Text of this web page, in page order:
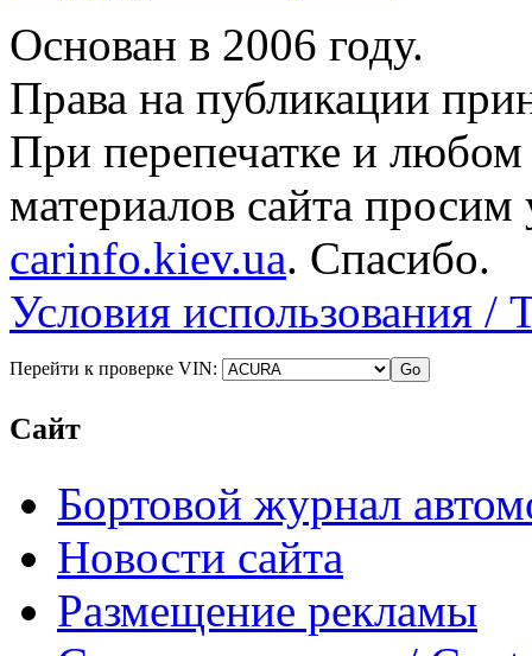
Основан в 2006 году.
Права на публикации
При перепечатке и
материалов сайта просим
carinfo.kiev.ua. Спасибо.
Условия использования /
Перейти к проверке VIN:
Сайт
Бортовой журнал
Новости сайта
Размещение рекламы